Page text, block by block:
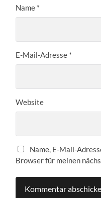
Name *
E-Mail-Adresse *
Website
Name, E-Mail-
Browser für meinen